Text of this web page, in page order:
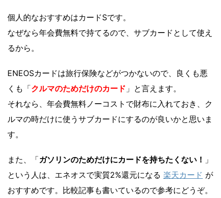
個人的なおすすめはカードSです。
なぜなら年会費無料で持てるので、サブカードとして使え
るから。
ENEOSカードは旅行保険などがつかないので、良くも悪
くも「クルマのためだけのカード 」と言えます。
それなら、年会費無料ノーコストで財布に入れておき、ク
ルマの時だけに使うサブカードにするのが良いかと思いま
す。
また、「ガソリンのためだけにカードを持ちたくない！ 」
という人は、エネオスで実質2%還元になる 楽天カード が
おすすめです。比較記事も書いているので参考にどうぞ。